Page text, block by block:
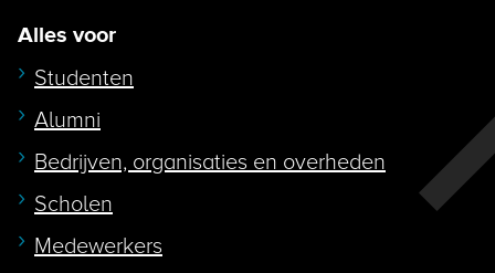
Alles voor
Studenten
Alumni
Bedrijven, organisaties en overheden
Scholen
Medewerkers